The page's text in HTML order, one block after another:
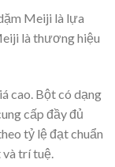
Meiji là lựa
là thương hiệu
cao. Bột có dạng
cấp đầy đủ
tỷ lệ đạt chuẩn
trí tuệ.